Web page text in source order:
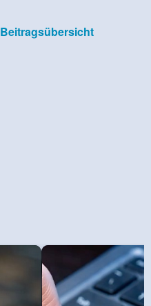
Beitragsübersicht